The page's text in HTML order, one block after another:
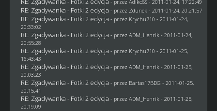
- przez AdikoSS - 2011-01-24, 17:22:49
RE: Zgadywanka - Fotki 2 edycja - przez Zdunek - 2011-01-24, 20:21:57
RE: Zgadywanka - Fotki 2 edycja - przez Krychu710 - 2011-01-24,
20:33:02
RE: Zgadywanka - Fotki 2 edycja - przez ADM_Henrik - 2011-01-24,
20:55:28
RE: Zgadywanka - Fotki 2 edycja - przez Krychu710 - 2011-01-25,
16:43:43
RE: Zgadywanka - Fotki 2 edycja - przez ADM_Henrik - 2011-01-25,
20:03:23
RE: Zgadywanka - Fotki 2 edycja - przez Bartas17BDG - 2011-01-25,
20:15:41
RE: Zgadywanka - Fotki 2 edycja - przez ADM_Henrik - 2011-01-25,
20:19:09